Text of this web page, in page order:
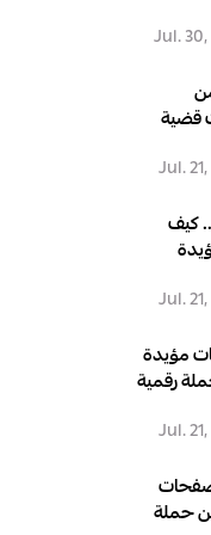
Jul. 30,
قضية
Jul. 21,
كيف
Jul. 21,
مؤيدة
رقمية
Jul. 21,
صفحات
حملة